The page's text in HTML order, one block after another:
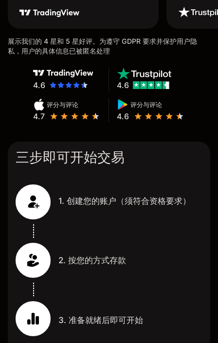
展示我们的 4 星和 5 星好评。为遵守 GDPR 要求并保护用户隐
私，用户的具体信息已被匿名处理
4.6
评分与评论
4.7
评分与评论
4.6
4.6
三步即可开始交易
1. 创建您的账户（须符合资格要求）
2. 按您的方式存款
3. 准备就绪后即可开始